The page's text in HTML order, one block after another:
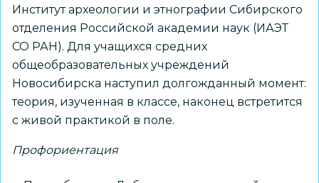
Институт археологии и этнографии Сибирского
отделения Российской академии наук (ИАЭТ
СО РАН). Для учащихся средних
общеобразовательных учреждений
Новосибирска наступил долгожданный момент:
теория, изученная в классе, наконец встретится
с живой практикой в поле.
Профориентация